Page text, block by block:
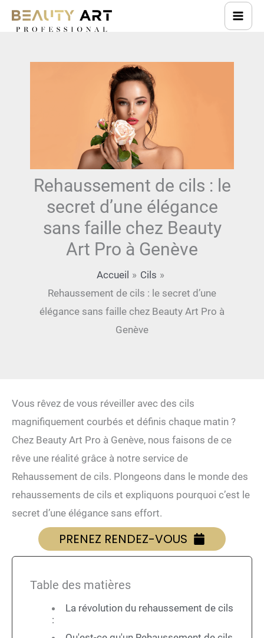
Aller
Rehaussement de cils : le
secret d’une élégance
sans faille chez Beauty
Art Pro à Genève
Accueil
Cils
Rehaussement de cils : le secret d’une
élégance sans faille chez Beauty Art Pro à
Genève
Vous rêvez de vous réveiller avec des cils
magnifiquement courbés et définis chaque matin ?
Chez Beauty Art Pro à Genève, nous faisons de ce
rêve une réalité grâce à notre service de
Rehaussement de cils. Plongeons dans le monde des
rehaussements de cils et expliquons pourquoi c’est le
secret d’une élégance sans effort.
PRENEZ RENDEZ-VOUS
Table des matières
La révolution du rehaussement de cils
: